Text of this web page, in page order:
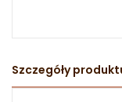
Szczegóły